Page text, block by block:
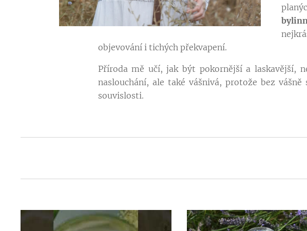
objevování i tichých překvapení.
Příroda mě učí, jak být pokornější a laskavější,
naslouchání, ale také vášnivá, protože bez
souvislosti.